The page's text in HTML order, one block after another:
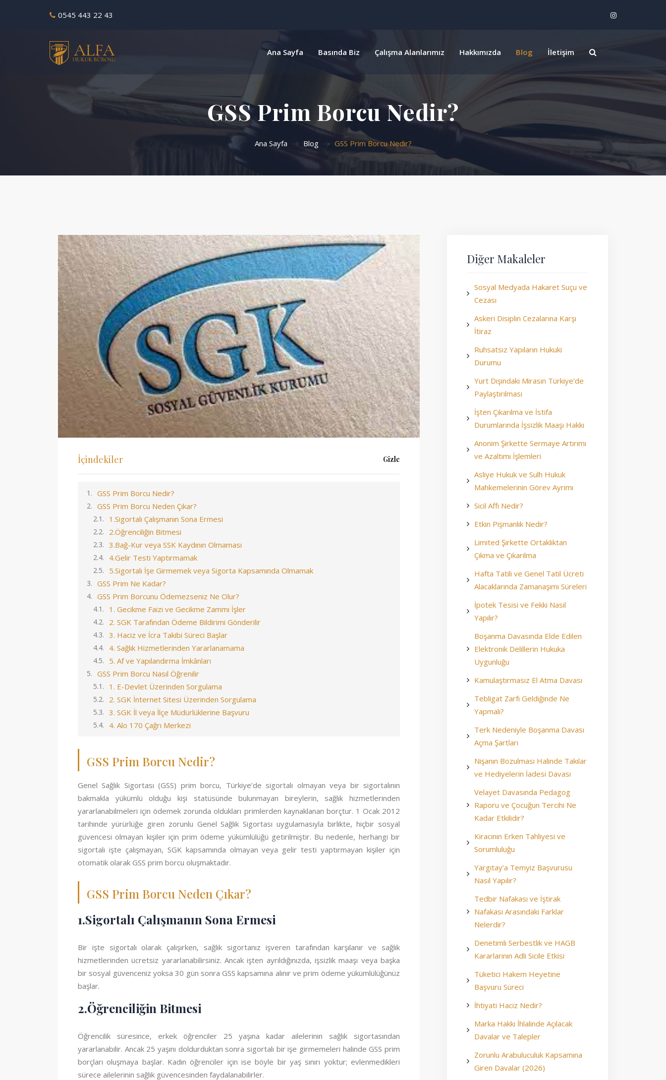
0545 443 22 43
Ana Sayfa Basında Biz Çalışma Alanlarımız Hakkımızda Blog İletişim
GSS Prim Borcu Nedir?
Ana Sayfa Blog GSS Prim Borcu Nedir?
Diğer Makaleler
Sosyal Medyada Hakaret Suçu ve
Cezası
Askeri Disiplin Cezalarına Karşı
İtiraz
Ruhsatsız Yapıların Hukuki
Durumu
Yurt Dışındaki Mirasın Türkiye’de
Paylaştırılması
İşten Çıkarılma ve İstifa
Durumlarında İşsizlik Maaşı Hakkı
Anonim Şirkette Sermaye Artırımı
ve Azaltımı İşlemleri
Asliye Hukuk ve Sulh Hukuk
Mahkemelerinin Görev Ayrımı
Sicil Affı Nedir?
Etkin Pişmanlık Nedir?
Limited Şirkette Ortaklıktan
Çıkma ve Çıkarılma
Hafta Tatili ve Genel Tatil Ücreti
Alacaklarında Zamanaşımı Süreleri
İpotek Tesisi ve Fekki Nasıl
Yapılır?
Boşanma Davasında Elde Edilen
Elektronik Delillerin Hukuka
Uygunluğu
Kamulaştırmasız El Atma Davası
Tebligat Zarfı Geldiğinde Ne
Yapmalı?
Terk Nedeniyle Boşanma Davası
Açma Şartları
Nişanın Bozulması Halinde Takılar
ve Hediyelerin İadesi Davası
Velayet Davasında Pedagog
Raporu ve Çocuğun Tercihi Ne
Kadar Etkilidir?
Kiracının Erken Tahliyesi ve
Sorumluluğu
Yargıtay’a Temyiz Başvurusu
Nasıl Yapılır?
Tedbir Nafakası ve İştirak
Nafakası Arasındaki Farklar
Nelerdir?
Denetimli Serbestlik ve HAGB
Kararlarının Adli Sicile Etkisi
Tüketici Hakem Heyetine
Başvuru Süreci
İhtiyati Haciz Nedir?
Marka Hakkı İhlalinde Açılacak
Davalar ve Talepler
Zorunlu Arabuluculuk Kapsamına
Giren Davalar (2026)
İçindekiler Gizle
GSS Prim Borcu Nedir?
GSS Prim Borcu Neden Çıkar?
1.Sigortalı Çalışmanın Sona Ermesi
2.Öğrenciliğin Bitmesi
3.Bağ-Kur veya SSK Kaydının Olmaması
4.Gelir Testi Yaptırmamak
5.Sigortalı İşe Girmemek veya Sigorta Kapsamında Olmamak
GSS Prim Ne Kadar?
GSS Prim Borcunu Ödemezseniz Ne Olur?
1. Gecikme Faizi ve Gecikme Zammı İşler
2. SGK Tarafından Ödeme Bildirimi Gönderilir
3. Haciz ve İcra Takibi Süreci Başlar
4. Sağlık Hizmetlerinden Yararlanamama
5. Af ve Yapılandırma İmkânları
GSS Prim Borcu Nasıl Öğrenilir
1. E-Devlet Üzerinden Sorgulama
2. SGK İnternet Sitesi Üzerinden Sorgulama
3. SGK İl veya İlçe Müdürlüklerine Başvuru
4. Alo 170 Çağrı Merkezi
GSS Prim Borcu Nedir?
Genel Sağlık Sigortası (GSS) prim borcu, Türkiye’de sigortalı olmayan veya bir sigortalının
bakmakla yükümlü olduğu kişi statüsünde bulunmayan bireylerin, sağlık hizmetlerinden
yararlanabilmeleri için ödemek zorunda oldukları primlerden kaynaklanan borçtur. 1 Ocak 2012
tarihinde yürürlüğe giren zorunlu Genel Sağlık Sigortası uygulamasıyla birlikte, hiçbir sosyal
güvencesi olmayan kişiler için prim ödeme yükümlülüğü getirilmiştir. Bu nedenle, herhangi bir
sigortalı işte çalışmayan, SGK kapsamında olmayan veya gelir testi yaptırmayan kişiler için
otomatik olarak GSS prim borcu oluşmaktadır.
GSS Prim Borcu Neden Çıkar?
1.Sigortalı Çalışmanın Sona Ermesi
Bir işte sigortalı olarak çalışırken, sağlık sigortanız işveren tarafından karşılanır ve sağlık
hizmetlerinden ücretsiz yararlanabilirsiniz. Ancak işten ayrıldığınızda, işsizlik maaşı veya başka
bir sosyal güvenceniz yoksa 30 gün sonra GSS kapsamına alınır ve prim ödeme yükümlülüğünüz
başlar.
2.Öğrenciliğin Bitmesi
Öğrencilik süresince, erkek öğrenciler 25 yaşına kadar ailelerinin sağlık sigortasından
yararlanabilir. Ancak 25 yaşını doldurduktan sonra sigortalı bir işe girmemeleri halinde GSS prim
borçları oluşmaya başlar. Kadın öğrenciler için ise böyle bir yaş sınırı yoktur; evlenmedikleri
sürece ailelerinin sağlık güvencesinden faydalanabilirler.